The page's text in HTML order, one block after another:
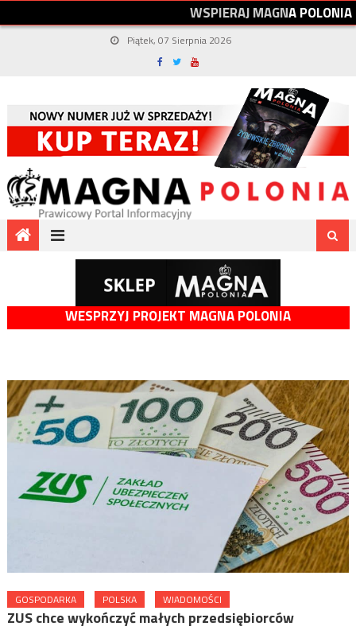
WSPIERAJMAGNAPOLONIA
Piątek, 07 Sierpnia 2026
WESPRZYJ PROJEKT MAGNA POLONIA
GOSPODARKA POLSKA WIADOMOŚCI
ZUS chce wykończyć małych przedsiębiorców